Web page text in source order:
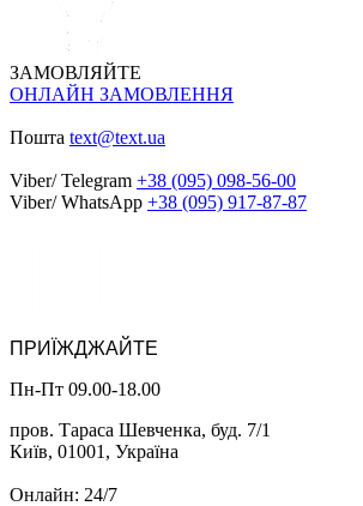
ЗАМОВЛЯЙТЕ
ОНЛАЙН ЗАМОВЛЕННЯ
Пошта text@text.ua
Viber/ Telegram +38 (095) 098-56-00
Viber/ WhatsApp +38 (095) 917-87-87
ПРИЇЖДЖАЙТЕ
Пн-Пт 09.00-18.00
пров. Тараса Шевченка, буд. 7/1
Київ, 01001, Україна
Онлайн: 24/7